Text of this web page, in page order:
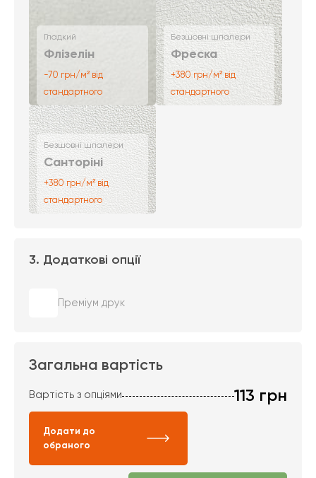
Гладкий
Флізелін
-70 грн/м² від
стандартного
Безшовні шпалери
Фреска
+380 грн/м² від
стандартного
Безшовні шпалери
Санторіні
+380 грн/м² від
стандартного
3. Додаткові опції
Преміум друк
Загальна вартість
Вартість з опціями 113 грн
Додати до
обраного